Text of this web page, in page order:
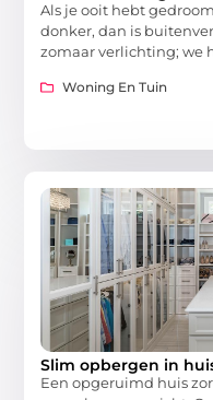
Als je ooit hebt
donker, dan is
zomaar verlichting; we
Woning En Tuin
Slim opbergen in
Een opgeruimd huis